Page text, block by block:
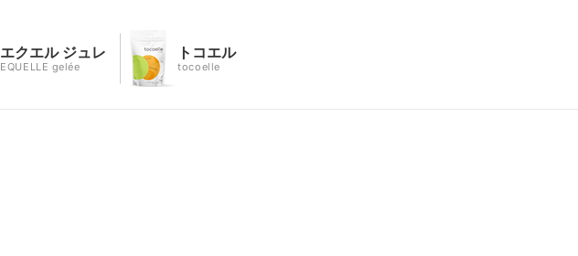
エクエル ジュレ
EQUELLE gelée
トコエル
tocoelle